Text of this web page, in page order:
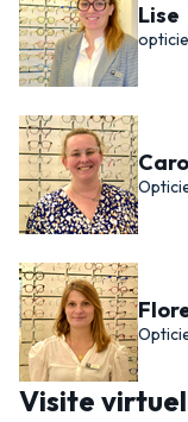
Lise
Visite